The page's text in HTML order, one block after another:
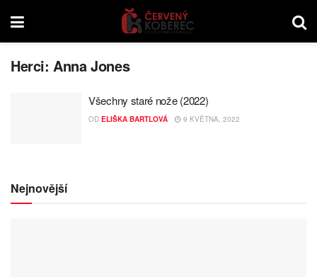
Herci:Anna Jones
Všechny staré nože (2022)
OD ELIŠKA BARTLOVÁ 9 KVĚTNA, 2022
Nejnovější